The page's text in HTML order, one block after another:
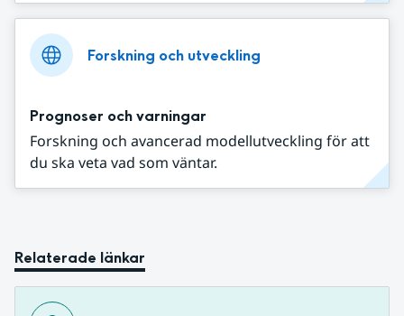
Forskning och utveckling
Prognoser och varningar
Forskning och avancerad modellutveckling för att
du ska veta vad som väntar.
Relaterade länkar